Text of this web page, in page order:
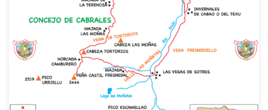
Iniciamos esta salida en la curva anterior al pueblo de
Sotres (935 m), descendemos unos metros hasta los
invernales de Cabao para tomar camino del collado
Pandébano (1224 m), giramos al S y vamos remontando
por un sendero que viene de la Terenosa, va ganando
altura hasta alcanzar un pequeño […]